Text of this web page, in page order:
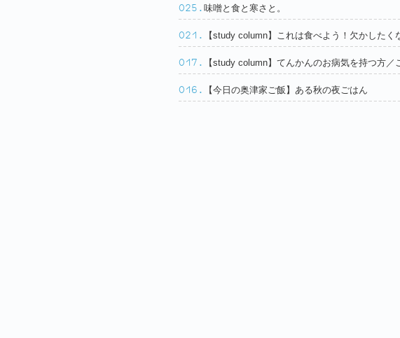
025. 味噌と食と寒さと。
021. 【study column】これは食べよう！欠かしたく
017. 【study column】てんかんのお病気を持つ方／
016. 【今日の奥津家ご飯】ある秋の夜ごはん